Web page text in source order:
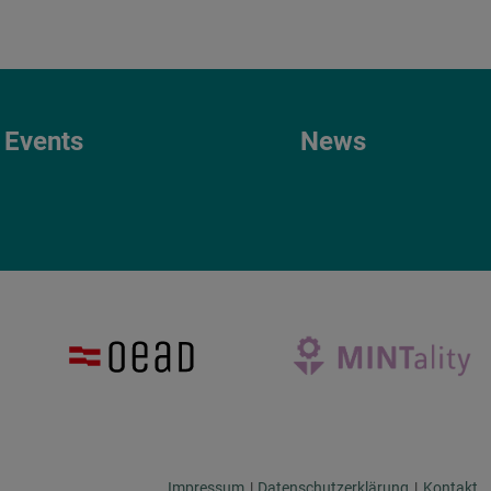
Events
News
Impressum | Datenschutzerklärung | Kontakt